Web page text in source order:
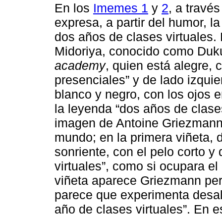
En los Imemes 1 y 2, a
expresa, a partir del humor,
dos años de clases
Midoriya, conocido como
academy, quien está alegre,
presenciales” y de lado
blanco y negro, con los ojos
la leyenda “dos años de
imagen de Antoine
mundo; en la primera viñeta,
sonriente, con el pelo corto y
virtuales”, como si ocupara
viñeta aparece Griezmann
parece que experimenta
año de clases virtuales”. En